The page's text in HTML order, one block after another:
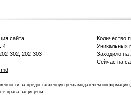
сайта:
4
302; 202-303
Количество
Уникальных
Заходило на
Сейчас на
за предоставленную рекламодателем
права защищены.